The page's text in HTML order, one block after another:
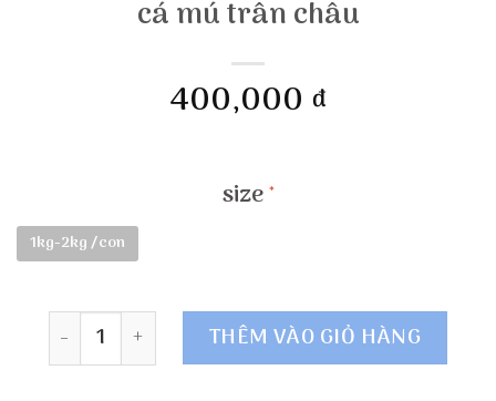
cá mú trân châu
400,000 đ
size
1kg-2kg /con
Số lượng THÊM VÀO GIỎ HÀNG